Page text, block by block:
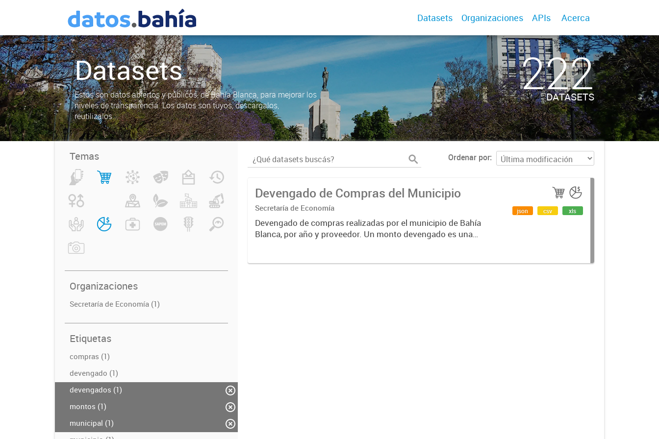
Datasets Organizaciones APIs Acerca
Datasets
Estos son datos abiertos y públicos, de Bahía Blanca, para mejorar los
niveles de transparencia. Los datos son tuyos, descargalos,
reutilizalos.
222
DATASETS
Temas
Organizaciones
Secretaría de Economía (1)
Etiquetas
compras (1)
devengado (1)
devengados (1)
montos (1)
municipal (1)
Ordenar por
Devengado de Compras del Municipio
Secretaría de Economía
Devengado de compras realizadas por el municipio de Bahía
Blanca, por año y proveedor. Un monto devengado es una
json csv xls